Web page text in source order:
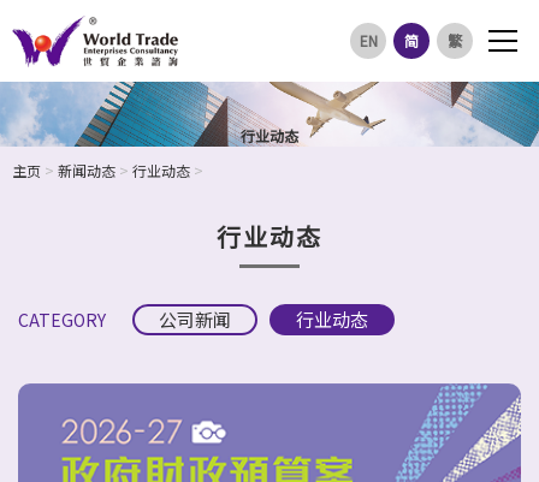
EN 简 繁
行业动态
主页 > 新闻动态 > 行业动态 >
行业动态
CATEGORY 公司新闻 行业动态